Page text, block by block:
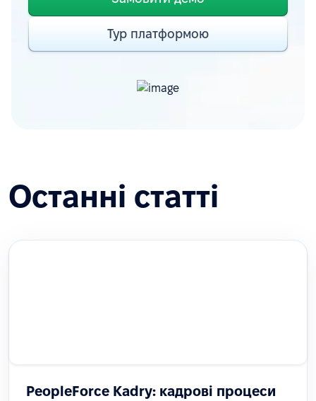
Тур платформою
Останні статті
PeopleForce Kadry: кадрові процеси